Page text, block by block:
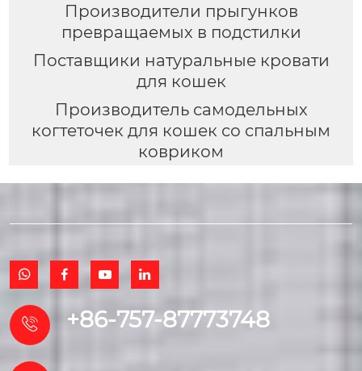
Производители прыгунков
превращаемых в подстилки
Поставщики натуральные кровати
для кошек
Производитель самодельных
когтеточек для кошек со спальным
ковриком
   
 +86-757-87773748